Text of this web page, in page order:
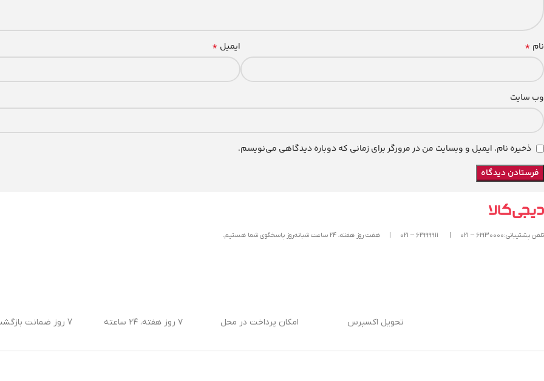
نام * ایمیل *
وب‌ سایت
ذخیره نام، ایمیل و وبسایت من در مرورگر برای زمانی که دوباره دیدگاهی می‌نویسم.
تلفن پشتیبانی:۶۱۹۳۰۰۰۰ – ۰۲۱ هفت روز هفته، ۲۴ ساعت شبانه‌روز پاسخگوی شما هستیم.
تحویل اکسپرس امکان پرداخت در محل ۷ روز هفته، ۲۴ ساعته 7 روز ضمانت بازگشت کالا